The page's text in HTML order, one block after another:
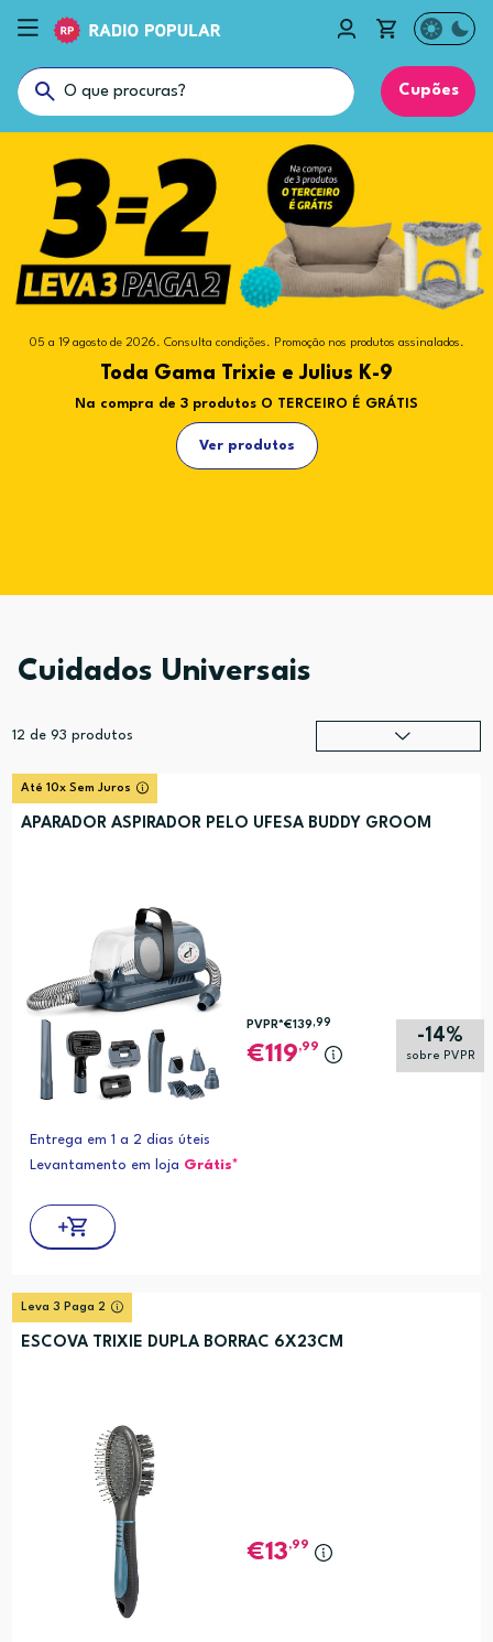
Cupões
05 a 19 agosto de 2026. Consulta condições. Promoção nos produtos assinalados.
Toda Gama Trixie e Julius K-9
Na compra de 3 produtos O TERCEIRO É GRÁTIS
Ver produtos
Cuidados Universais
12 de 93 produtos
Até 10x Sem Juros
APARADOR ASPIRADOR PELO UFESA BUDDY GROOM
-14%
sobre PVPR
PVPR*€139 ,99
119,99
Entrega em 1 a 2 dias úteis
Levantamento em loja Grátis*
Leva 3 Paga 2
ESCOVA TRIXIE DUPLA BORRAC 6X23CM
13,99